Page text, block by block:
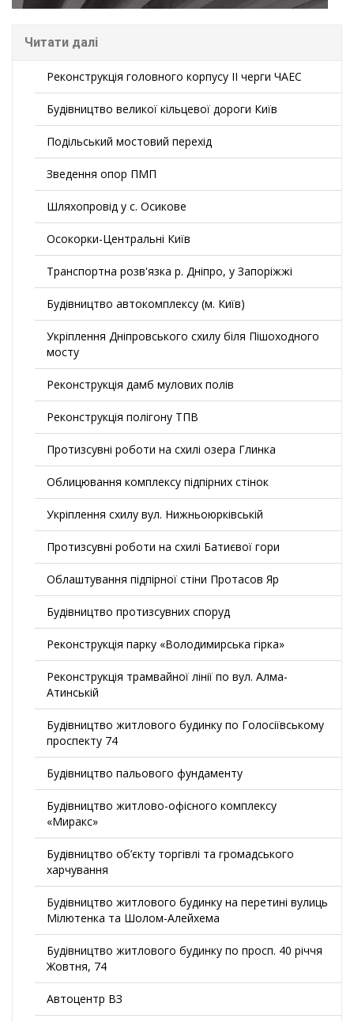
Читати далі
Реконструкція головного корпусу II черги ЧАЕС
Будівництво великої кільцевої дороги Київ
Подільський мостовий перехід
Зведення опор ПМП
Шляхопровід у с. Осикове
Осокорки-Центральні Київ
Транспортна розв'язка р. Дніпро, у Запоріжжі
Будівництво автокомплексу (м. Київ)
Укріплення Дніпровського схилу біля Пішоходного
мосту
Реконструкція дамб мулових полів
Реконструкція полігону ТПВ
Протизсувні роботи на схилі озера Глинка
Облицювання комплексу підпірних стінок
Укріплення схилу вул. Нижньоюрківській
Протизсувні роботи на схилі Батиєвої гори
Облаштування підпірної стіни Протасов Яр
Будівництво протизсувних споруд
Реконструкція парку «Володимирська гірка»
Реконструкція трамвайної лінії по вул. Алма-
Атинській
Будівництво житлового будинку по Голосіївському
проспекту 74
Будівництво пальового фундаменту
Будівництво житлово-офісного комплексу
«Миракс»
Будівництво об’єкту торгівлі та громадського
харчування
Будівництво житлового будинку на перетині вулиць
Мілютенка та Шолом-Алейхема
Будівництво житлового будинку по просп. 40 річчя
Жовтня, 74
Автоцентр ВЗ